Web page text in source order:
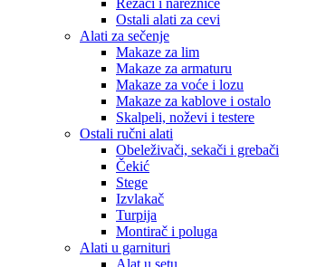
Rezači i nareznice
Ostali alati za cevi
Alati za sečenje
Makaze za lim
Makaze za armaturu
Makaze za voće i lozu
Makaze za kablove i ostalo
Skalpeli, noževi i testere
Ostali ručni alati
Obeleživači, sekači i grebači
Čekić
Stege
Izvlakač
Turpija
Montirač i poluga
Alati u garnituri
Alat u setu